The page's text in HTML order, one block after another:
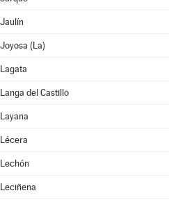
Jaulín
Joyosa (La)
Lagata
Langa del Castillo
Layana
Lécera
Lechón
Leciñena